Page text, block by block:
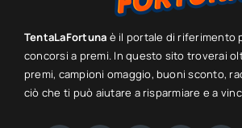
TentaLaFortuna è il portale di riferimento
concorsi a premi. In questo sito troverai
premi, campioni omaggio, buoni sconto,
ciò che ti può aiutare a risparmiare e a